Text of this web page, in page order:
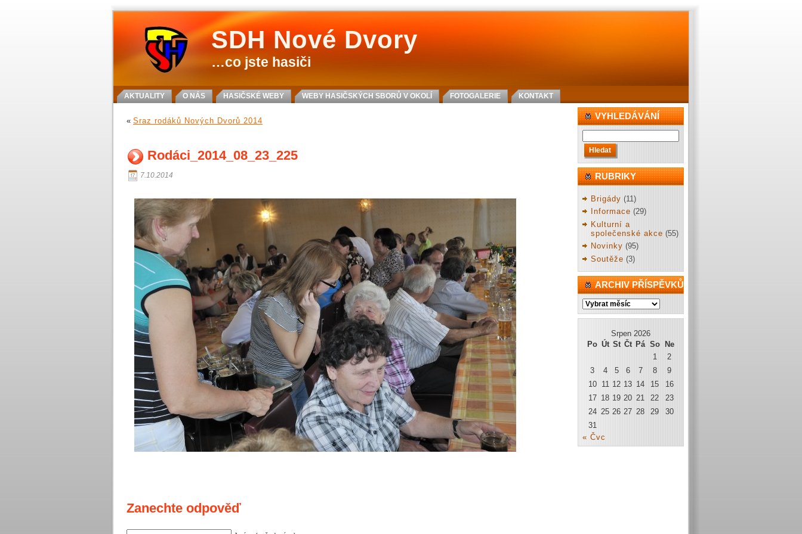
SDH Nové Dvory
…co jste hasiči
AKTUALITY O NÁS HASIČSKÉ WEBY WEBY HASIČSKÝCH SBORŮ V OKOLÍ FOTOGALERIE KONTAKT
« Sraz rodáků Nových Dvorů 2014
Rodáci_2014_08_23_225
7.10.2014
Zanechte odpověď
VYHLEDÁVÁNÍ
RUBRIKY
Brigády (11)
Informace (29)
Kulturní a
společenské akce (55)
Novinky (95)
Soutěže (3)
ARCHIV PŘÍSPĚVKŮ
Archiv
příspěvků
Srpen 2026
Po Út St Čt Pá So
Ne
1
2
3
4 5 6 7 8
9
10
11 12 13 14 15
16
17 18 19 20 21 22
23
24 25 26 27 28 29
30
31
« Čvc